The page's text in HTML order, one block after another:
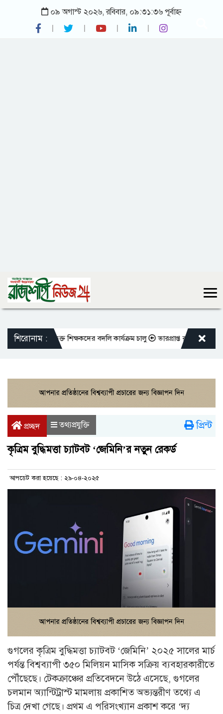
০৯ অগাস্ট ২০২৬, রবিবার, ০৯:৩১:৩৬ পূর্বাহ্ন
শিরোনাম :
এমপিওভুক্ত শিক্ষকদের বদলি কার্যক্রম চালু ভারপ্রাপ্ত রাষ্ট্রপতিকে
প্রচ্ছদ তথ্যপ্রযুক্তি প্রিন্ট
কৃত্রিম বুদ্ধিমত্তা চ্যাটবট ‘জেমিনি’র নতুন রেকর্ড
আপডেট করা হয়েছে : ২৯-০৪-২০২৫
গুগলের কৃত্রিম বুদ্ধিমত্তা চ্যাটবট ‘জেমিনি’ ২০২৫ সালের মার্চ
পর্যন্ত বিশ্বব্যাপী ৩৫০ মিলিয়ন মাসিক সক্রিয় ব্যবহারকারীতে
পৌঁছেছে। টেকক্রাঞ্চের প্রতিবেদনে উঠে এসেছে, গুগলের
চলমান অ্যান্টিট্রাস্ট মামলায় প্রকাশিত অভ্যন্তরীণ তথ্যে এ
চিত্র দেখা গেছে। প্রথম এ পরিসংখ্যান প্রকাশ করে ‘দ্য